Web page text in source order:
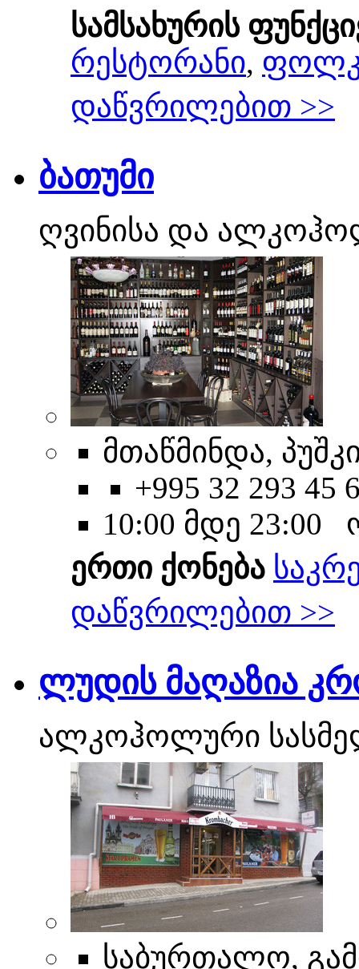
სამსახურის
რესტორანი,
დაწვრილებით >>
ბათუმი
ღვინისა და
მთაწმინდა,
+995 32 293 45
10:00 მდე 23:00
ერთი ქონება
დაწვრილებით >>
ლუდის მაღაზია
ალკოჰოლური
საბურთალო,